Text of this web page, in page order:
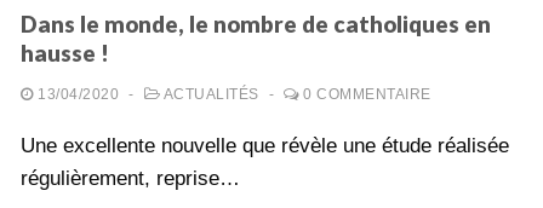
Dans le monde, le nombre de catholiques en
hausse !
13/04/2020 - ACTUALITÉS - 0 COMMENTAIRE
Une excellente nouvelle que révèle une étude réalisée
régulièrement, reprise…